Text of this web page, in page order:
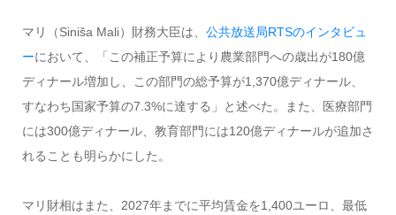
マリ（Siniša Mali）財務大臣は、 公共放送局RTSのインタビュ
ーにおいて、「この補正予算により農業部門への歳出が180億
ディナール増加し、この部門の総予算が1,370億ディナール、
すなわち国家予算の7.3%に達する」と述べた。また、医療部門
には300億ディナール、教育部門には120億ディナールが追加さ
れることも明らかにした。
マリ財相はまた、2027年までに平均賃金を1,400ユーロ、最低